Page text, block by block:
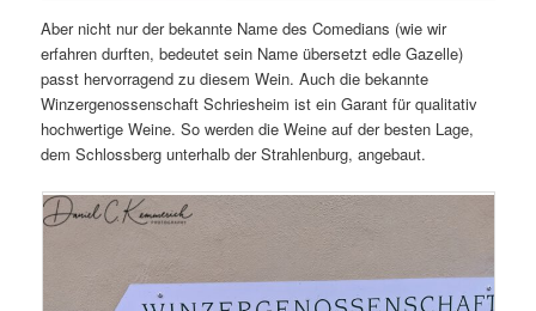
Aber nicht nur der bekannte Name des Comedians (wie wir
erfahren durften, bedeutet sein Name übersetzt edle Gazelle)
passt hervorragend zu diesem Wein. Auch die bekannte
Winzergenossenschaft Schriesheim ist ein Garant für qualitativ
hochwertige Weine. So werden die Weine auf der besten Lage,
dem Schlossberg unterhalb der Strahlenburg, angebaut.